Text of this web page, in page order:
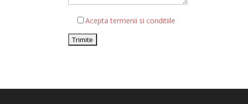
Acepta termenii si conditiile